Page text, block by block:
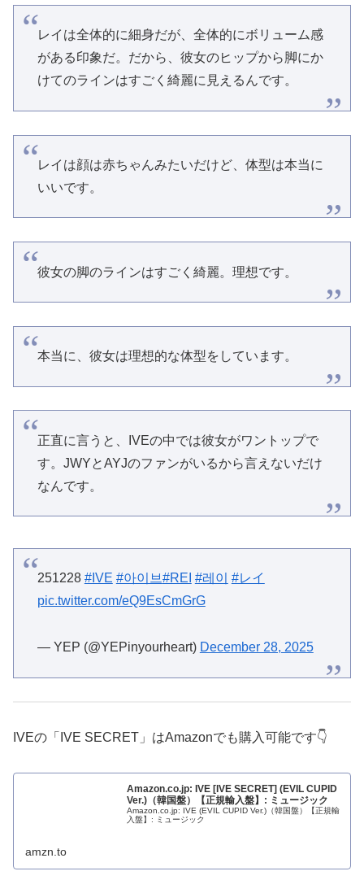
レイは全体的に細身だが、全体的にボリューム感
がある印象だ。だから、彼女のヒップから脚にか
けてのラインはすごく綺麗に見えるんです。
レイは顔は赤ちゃんみたいだけど、体型は本当に
いいです。
彼女の脚のラインはすごく綺麗。理想です。
本当に、彼女は理想的な体型をしています。
正直に言うと、IVEの中では彼女がワントップで
す。JWYとAYJのファンがいるから言えないだけ
なんです。
251228 #IVE #아이브 #REI #레이 #レイ
pic.twitter.com/eQ9EsCmGrG
— YEP (@YEPinyourheart) December 28, 2025
IVEの「IVE SECRET」はAmazonでも購入可能です👇
Ver.)（韓国盤）【正規輸入盤】: ミュージック
Amazon.co.jp: IVE (EVIL CUPID Ver.)（韓国盤）【正規輸
入盤】: ミュージック